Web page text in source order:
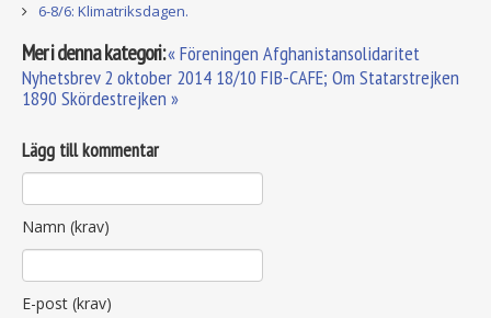
6-8/6: Klimatriksdagen.
Mer i denna kategori:« Föreningen Afghanistansolidaritet
Nyhetsbrev 2 oktober 2014 18/10 FIB-CAFE; Om Statarstrejken
1890 Skördestrejken »
Lägg till kommentar
Namn (krav)
E-post (krav)